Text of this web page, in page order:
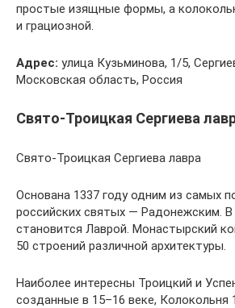
простые изящные формы, а
и грациозной.
Адрес: улица Кузьминова, 1/5,
Московская область, Россия
Свято-Троицкая Сергиева
Свято-Троицкая Сергиева лавра
Основана 1337 году одним из самых
российских святых — Радонежским.
становится Лаврой. Монастырский
50 строений различной архитектуры.
Наиболее интересны Троицкий и
созданные в 15–16 веке, Колокольня